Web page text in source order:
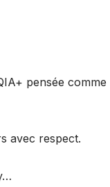
pensée
avec respect.